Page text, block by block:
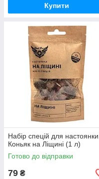
Купити
Набір спецій для настоянки
Коньяк на Ліщині (1 л)
Готово до відправки
79 ₴